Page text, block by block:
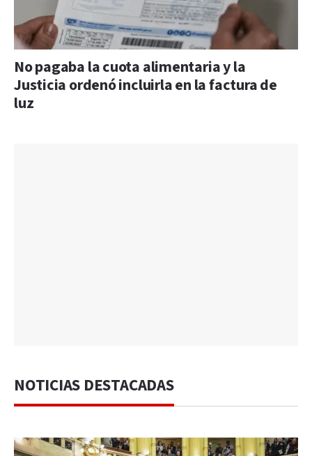
No pagaba la cuota alimentaria y la
Justicia ordenó incluirla en la factura de
luz
NOTICIAS DESTACADAS